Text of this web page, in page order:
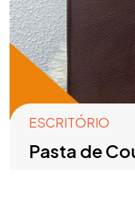
ESCRITÓRIO
Pasta de